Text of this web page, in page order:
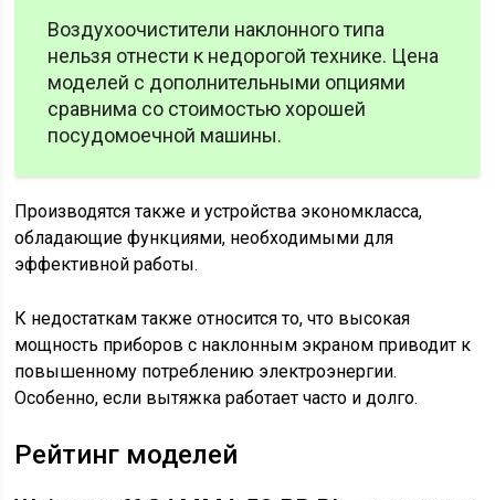
Воздухоочистители наклонного типа
нельзя отнести к недорогой технике. Цена
моделей с дополнительными опциями
сравнима со стоимостью хорошей
посудомоечной машины.
Производятся также и устройства экономкласса,
обладающие функциями, необходимыми для
эффективной работы.
К недостаткам также относится то, что высокая
мощность приборов с наклонным экраном приводит к
повышенному потреблению электроэнергии.
Особенно, если вытяжка работает часто и долго.
Рейтинг моделей